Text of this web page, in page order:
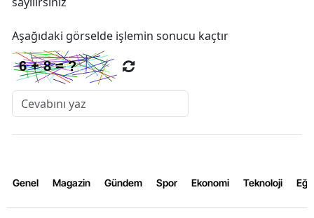
Aşağıdaki görselde işlemin sonucu kaçtır
Genel Magazin Gündem Spor Ekonomi Teknoloji